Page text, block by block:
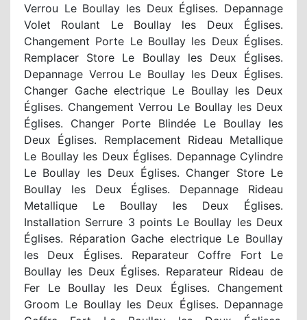
Verrou Le Boullay les Deux Églises. Depannage
Volet Roulant Le Boullay les Deux Églises.
Changement Porte Le Boullay les Deux Églises.
Remplacer Store Le Boullay les Deux Églises.
Depannage Verrou Le Boullay les Deux Églises.
Changer Gache electrique Le Boullay les Deux
Églises. Changement Verrou Le Boullay les Deux
Églises. Changer Porte Blindée Le Boullay les
Deux Églises. Remplacement Rideau Metallique
Le Boullay les Deux Églises. Depannage Cylindre
Le Boullay les Deux Églises. Changer Store Le
Boullay les Deux Églises. Depannage Rideau
Metallique Le Boullay les Deux Églises.
Installation Serrure 3 points Le Boullay les Deux
Églises. Réparation Gache electrique Le Boullay
les Deux Églises. Reparateur Coffre Fort Le
Boullay les Deux Églises. Reparateur Rideau de
Fer Le Boullay les Deux Églises. Changement
Groom Le Boullay les Deux Églises. Depannage